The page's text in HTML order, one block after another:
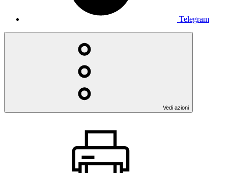
Telegram
Vedi azioni